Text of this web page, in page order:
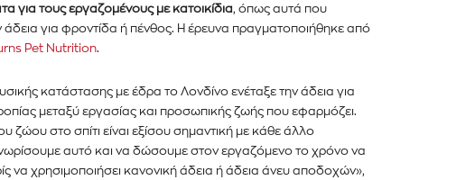
και τις
Μην ανησυχείτε, σεβόμαστε την
ανεπιθύμητα μηνύματα. Οι πληροφορίες
για τους εργαζομένους με κατοικίδια, όπως αυτά που
άδεια για φροντίδα ή πένθος. Η έρευνα πραγματοποιήθηκε από
Pet Nutrition.
κατάστασης με έδρα το Λονδίνο ενέταξε την άδεια για
μεταξύ εργασίας και προσωπικής ζωής που εφαρμόζει.
στο σπίτι είναι εξίσου σημαντική με κάθε άλλο
αυτό και να δώσουμε στον εργαζόμενο το χρόνο να
να χρησιμοποιήσει κανονική άδεια ή άδεια άνευ αποδοχών»,